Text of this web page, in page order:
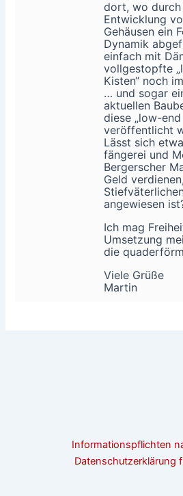
dort, wo
Entwicklung
Gehäusen ein
Dynamik
einfach mit
vollgestopfte
Kisten“ noch
… und sogar
aktuellen
diese „low-end
veröffentlicht
Lässt sich
fängerei und
Bergerscher
Geld
angewiesen
Ich mag
Umsetzung
die
Viele Grüße
Martin
Informationspflichten
Datenschutzerklärung